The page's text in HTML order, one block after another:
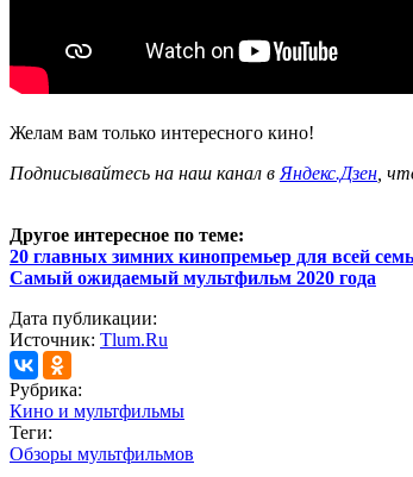
Желам вам только интересного кино!
Подписывайтесь на наш канал в Яндекс.Дзен ,
Другое интересное по теме:
20 главных зимних кинопремьер для всей
Самый ожидаемый мультфильм 2020 года
Дата публикации:
Источник: Tlum.Ru
Рубрика:
Кино и мультфильмы
Теги:
Обзоры мультфильмов